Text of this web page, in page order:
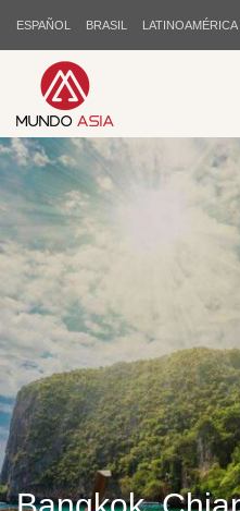
ESPAÑOL BRASIL LATINOAMÉRICA